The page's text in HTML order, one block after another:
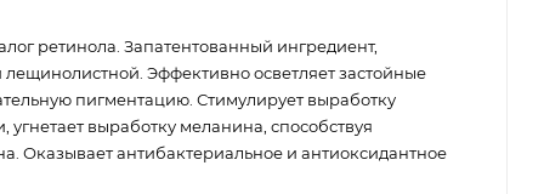
ретинола. Запатентованный ингредиент,
Эффективно осветляет застойные
пигментацию. Стимулирует выработку
выработку меланина, способствуя
Оказывает антибактериальное и антиоксидантное